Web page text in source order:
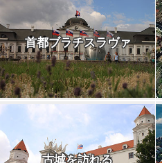
首都ブラチスラヴァ
古城を訪れる